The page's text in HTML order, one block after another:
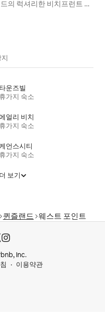
의 럭셔리한 비치프런트 숙
타운즈빌
휴가지 숙소
얼리 비치
휴가지 숙소
언스시티
휴가지 숙소
더 보기
퀸즐랜드 웨스트 포인트
Inc.
이용약관